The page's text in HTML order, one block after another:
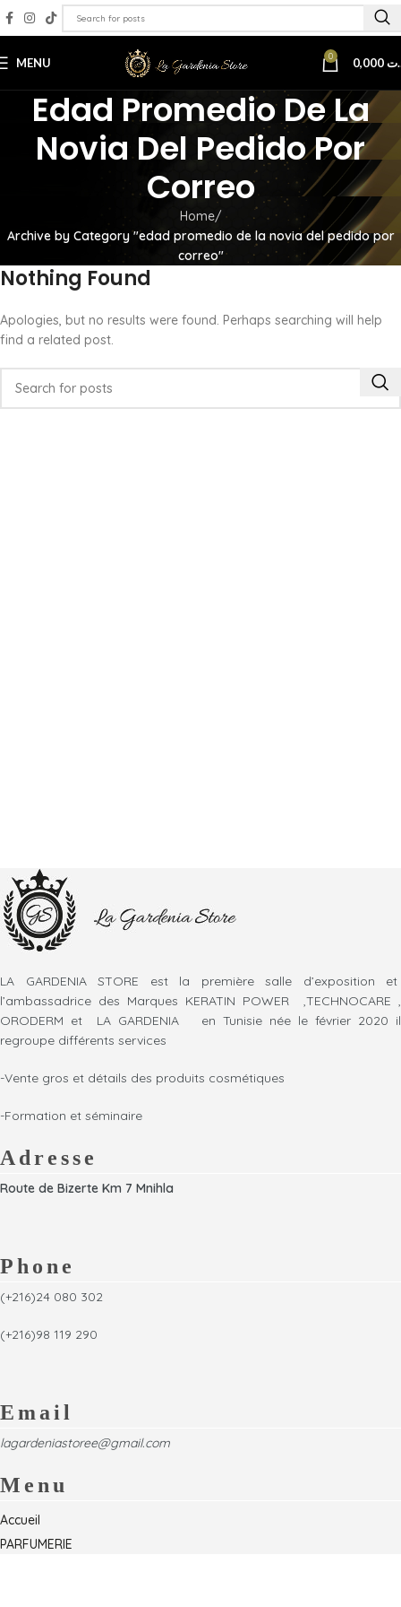
MENU 0
Edad Promedio De La
Novia Del Pedido Por
Correo
Home
Archive by Category "edad promedio de la novia del pedido por
correo"
Nothing Found
Apologies, but no results were found. Perhaps searching will help
find a related post.
LA GARDENIA STORE est la première salle d’exposition et
l’ambassadrice des Marques KERATIN POWER ,TECHNOCARE ,
ORODERM et LA GARDENIA en Tunisie née le février 2020 il
regroupe différents services
-Vente gros et détails des produits cosmétiques
-Formation et séminaire
Adresse
Route de Bizerte Km 7 Mnihla
Phone
(+216)24 080 302
(+216)98 119 290
Email
lagardeniastoree@gmail.com
Menu
Accueil
PARFUMERIE